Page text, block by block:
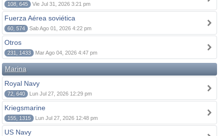
108, 645 Vie Jul 31, 2026 3:21 pm
Fuerza Aérea soviética
60, 574 Sab Ago 01, 2026 4:22 pm
Otros
231, 1433 Mar Ago 04, 2026 4:47 pm
Marina
Royal Navy
72, 640 Lun Jul 27, 2026 12:29 pm
Kriegsmarine
155, 1315 Lun Jul 27, 2026 12:48 pm
US Navy